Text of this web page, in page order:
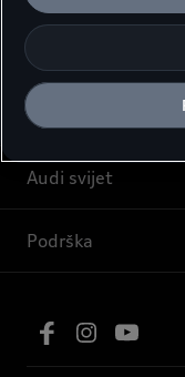
Servis i oprema
Audi svijet
Podrška